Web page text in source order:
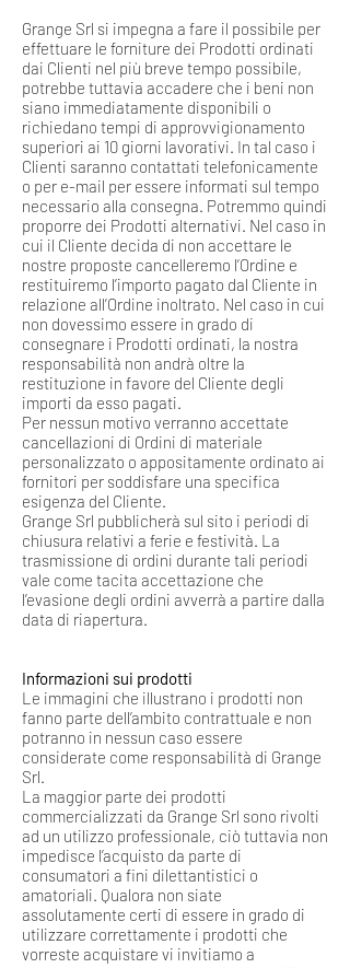
Grange Srl si impegna a fare il possibile per
effettuare le forniture dei Prodotti ordinati
dai Clienti nel più breve tempo possibile,
potrebbe tuttavia accadere che i beni non
siano immediatamente disponibili o
richiedano tempi di approvvigionamento
superiori ai 10 giorni lavorativi. In tal caso i
Clienti saranno contattati telefonicamente
o per e-mail per essere informati sul tempo
necessario alla consegna. Potremmo quindi
proporre dei Prodotti alternativi. Nel caso in
cui il Cliente decida di non accettare le
nostre proposte cancelleremo l’Ordine e
restituiremo l’importo pagato dal Cliente in
relazione all’Ordine inoltrato. Nel caso in cui
non dovessimo essere in grado di
consegnare i Prodotti ordinati, la nostra
responsabilità non andrà oltre la
restituzione in favore del Cliente degli
importi da esso pagati.
Per nessun motivo verranno accettate
cancellazioni di Ordini di materiale
personalizzato o appositamente ordinato ai
fornitori per soddisfare una specifica
esigenza del Cliente.
Grange Srl pubblicherà sul sito i periodi di
chiusura relativi a ferie e festività. La
trasmissione di ordini durante tali periodi
vale come tacita accettazione che
l’evasione degli ordini avverrà a partire dalla
data di riapertura.
Informazioni sui prodotti
Le immagini che illustrano i prodotti non
fanno parte dell’ambito contrattuale e non
potranno in nessun caso essere
considerate come responsabilità di Grange
Srl.
La maggior parte dei prodotti
commercializzati da Grange Srl sono rivolti
ad un utilizzo professionale, ciò tuttavia non
impedisce l’acquisto da parte di
consumatori a fini dilettantistici o
amatoriali. Qualora non siate
assolutamente certi di essere in grado di
utilizzare correttamente i prodotti che
vorreste acquistare vi invitiamo a